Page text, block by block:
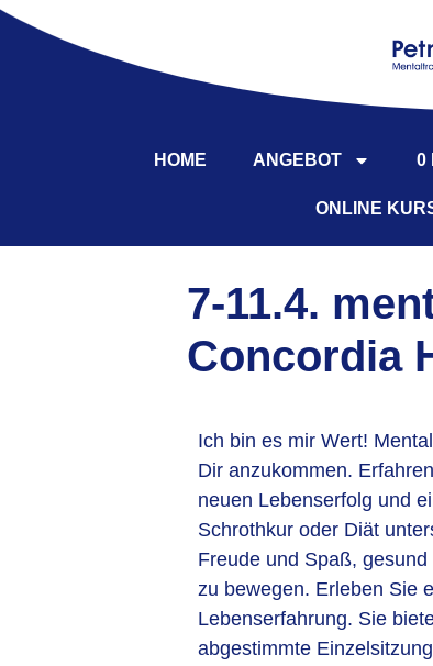
HOME ANGEBOT 0
ONLINE
7-11.4.
Concordia
Ich bin es mir Wert!
Dir anzukommen.
neuen Lebenserfolg und
Schrothkur oder Diät
Freude und Spaß,
zu bewegen. Erleben Sie
Lebenserfahrung. Sie
abgestimmte